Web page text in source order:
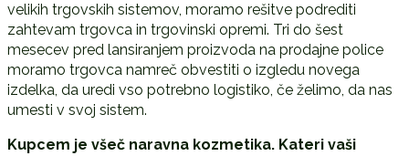
velikih trgovskih sistemov, moramo rešitve podrediti
zahtevam trgovca in trgovinski opremi. Tri do šest
mesecev pred lansiranjem proizvoda na prodajne police
moramo trgovca namreč obvestiti o izgledu novega
izdelka, da uredi vso potrebno logistiko, če želimo, da nas
umesti v svoj sistem.
Kupcem je všeč naravna kozmetika. Kateri vaši